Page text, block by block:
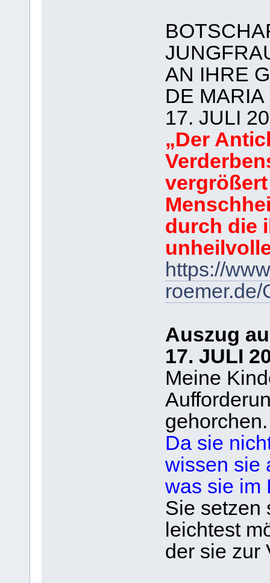
AN IHRE
DE MARIA
17. JULI
„Der
durch die
https://
Auszug
17. JULI
Meine
gehorchen.
Da sie
wissen sie
was sie im
Sie setzen
leichtest
der sie zur